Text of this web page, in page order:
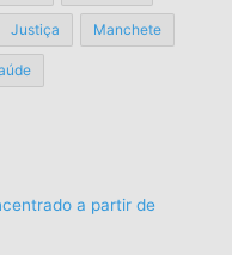
Justiça Manchete
a partir de